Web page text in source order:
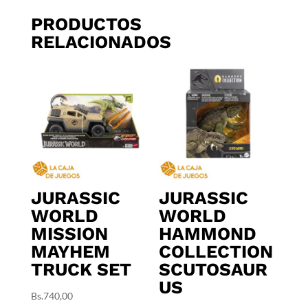
PRODUCTOS
RELACIONADOS
JURASSIC
WORLD
MISSION
MAYHEM
TRUCK SET
Bs.740,00
JURASSIC
WORLD
HAMMOND
COLLECTION
SCUTOSAUR
US